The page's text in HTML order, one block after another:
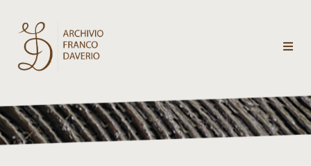
Archivio
Franco
Daverio